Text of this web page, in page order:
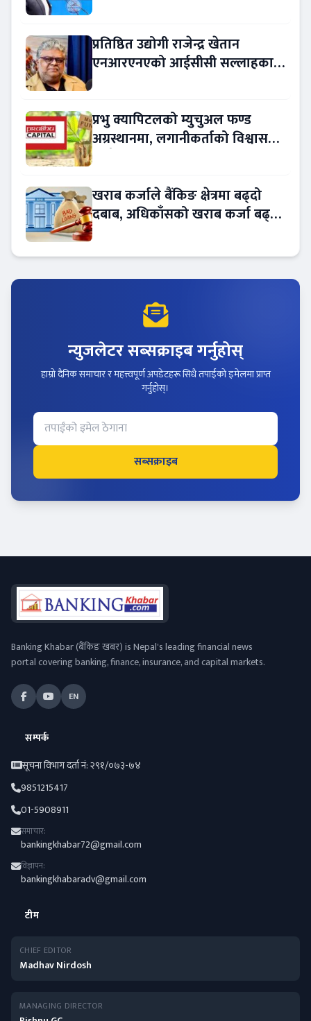
प्रतिष्ठित उद्योगी राजेन्द्र खेतान
एनआरएनएको आईसीसी सल्लाहकार
प्रभु क्यापिटलको म्युचुअल फण्ड
अग्रस्थानमा, लगानीकर्ताको विश्वास
खराब कर्जाले बैंकिङ क्षेत्रमा बढ्दो
दबाब, अधिकाँसको खराब कर्जा बढ्दो
न्युजलेटर सब्सक्राइब गर्नुहोस्
हाम्रो दैनिक समाचार र महत्त्वपूर्ण अपडेटहरू सिधै तपाईंको इमेलमा प्राप्त
गर्नुहोस्।
सब्सक्राइब
Banking Khabar (बैंकिङ खबर) is Nepal's leading financial news
portal covering banking, finance, insurance, and capital markets.
EN
सम्पर्क
सूचना विभाग दर्ता नं: २९१/०७३-७४
9851215417
01-5908911
समाचार:
bankingkhabar72@gmail.com
विज्ञापन:
bankingkhabaradv@gmail.com
टीम
CHIEF EDITOR
Madhav Nirdosh
MANAGING DIRECTOR